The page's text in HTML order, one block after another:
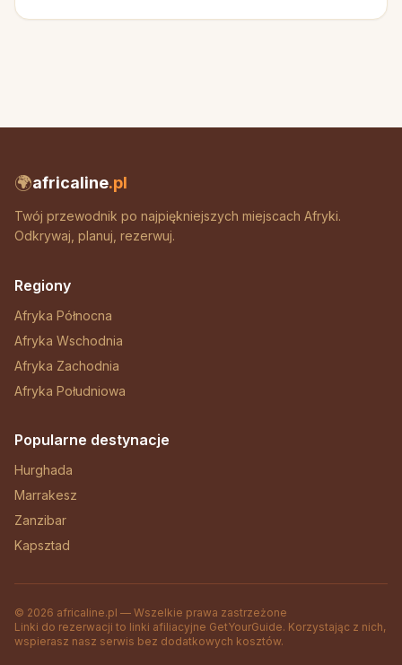
🌍africaline.pl
Twój przewodnik po najpiękniejszych miejscach Afryki.
Odkrywaj, planuj, rezerwuj.
Regiony
Afryka Północna
Afryka Wschodnia
Afryka Zachodnia
Afryka Południowa
Popularne destynacje
Hurghada
Marrakesz
Zanzibar
Kapsztad
© 2026 africaline.pl — Wszelkie prawa zastrzeżone
Linki do rezerwacji to linki afiliacyjne GetYourGuide. Korzystając z nich,
wspierasz nasz serwis bez dodatkowych kosztów.